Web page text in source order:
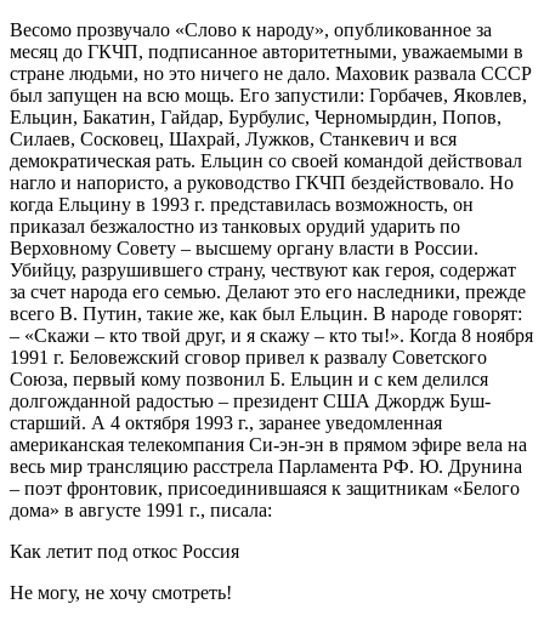
Весомо прозвучало «Слово к народу», опубликованное за
месяц до ГКЧП, подписанное авторитетными, уважаемыми в
стране людьми, но это ничего не дало. Маховик развала СССР
был запущен на всю мощь. Его запустили: Горбачев, Яковлев,
Ельцин, Бакатин, Гайдар, Бурбулис, Черномырдин, Попов,
Силаев, Сосковец, Шахрай, Лужков, Станкевич и вся
демократическая рать. Ельцин со своей командой действовал
нагло и напористо, а руководство ГКЧП бездействовало. Но
когда Ельцину в 1993 г. представилась возможность, он
приказал безжалостно из танковых орудий ударить по
Верховному Совету – высшему органу власти в России.
Убийцу, разрушившего страну, чествуют как героя, содержат
за счет народа его семью. Делают это его наследники, прежде
всего В. Путин, такие же, как был Ельцин. В народе говорят:
– «Скажи – кто твой друг, и я скажу – кто ты!». Когда 8 ноября
1991 г. Беловежский сговор привел к развалу Советского
Союза, первый кому позвонил Б. Ельцин и с кем делился
долгожданной радостью – президент США Джордж Буш-
старший. А 4 октября 1993 г., заранее уведомленная
американская телекомпания Си-эн-эн в прямом эфире вела на
весь мир трансляцию расстрела Парламента РФ. Ю. Друнина
– поэт фронтовик, присоединившаяся к защитникам «Белого
дома» в августе 1991 г., писала:
Как летит под откос Россия
Не могу, не хочу смотреть!